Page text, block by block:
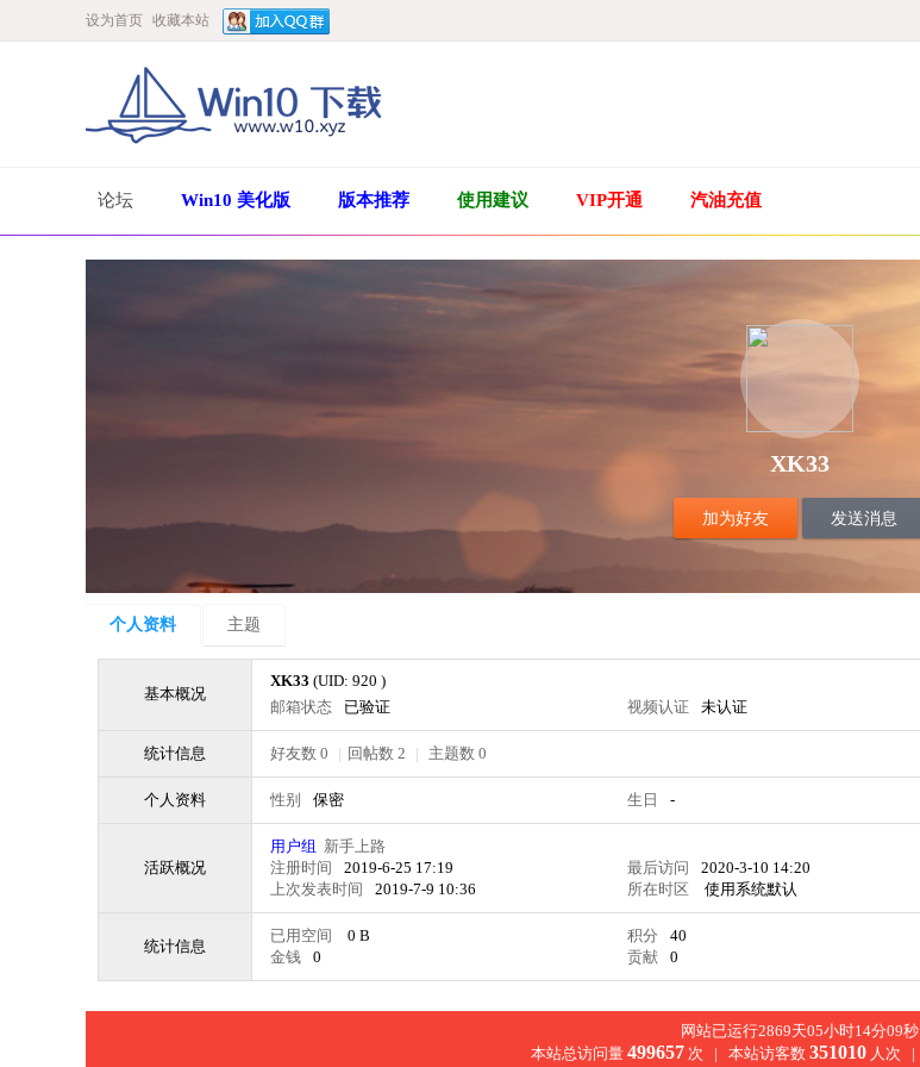
设为首页 收藏本站
论坛 Win10 美化版 版本推荐 使用建议 VIP开通 汽油充值
XK33
加为好友 发送消息
个人资料 主题
基本概况
XK33 (UID: 920 )
邮箱状态
已验证 视频认证 未认证
统计信息 好友数 0 | 回帖数 2 | 主题数 0
个人资料 性别 保密 生日 -
活跃概况
用户组 新手上路
注册时间
2019-6-25 17:19 最后访问 2020-3-10 14:20
上次发表时间
2019-7-9 10:36 所在时区 使用系统默认
统计信息
已用空间 0 B 积分 40
金钱
0 贡献 0
网站已运行2869天05小时14分10秒
本站总访问量 499657次 | 本站访客数 351010人次 |